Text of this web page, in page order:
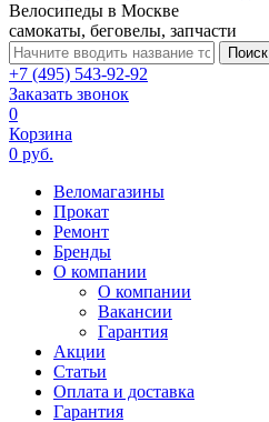
Велосипеды в Москве
самокаты, беговелы, запчасти
Поиск
+7 (495) 543-92-92
Заказать звонок
0
Корзина
0 руб.
Веломагазины
Прокат
Ремонт
Бренды
О компании
О компании
Вакансии
Гарантия
Акции
Статьи
Оплата и доставка
Гарантия